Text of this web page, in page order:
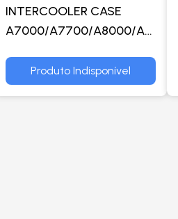
INTERCOOLER CASE
A7000/A7700/A8000/A8800
2008 A 2014
Produto Indisponível